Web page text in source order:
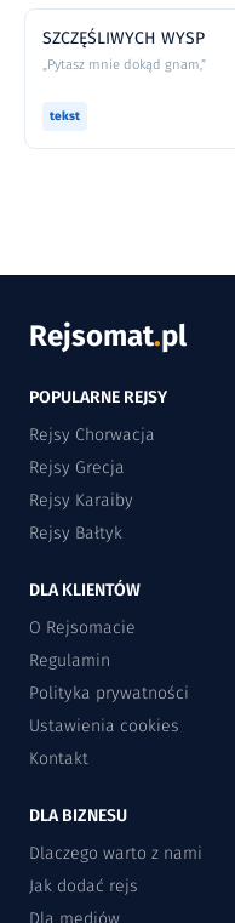
SZCZĘŚLIWYCH WYSP
„Pytasz mnie dokąd gnam,”
tekst
Rejsomat.pl
POPULARNE REJSY
Rejsy Chorwacja
Rejsy Grecja
Rejsy Karaiby
Rejsy Bałtyk
DLA KLIENTÓW
O Rejsomacie
Regulamin
Polityka prywatności
Ustawienia cookies
Kontakt
DLA BIZNESU
Dlaczego warto z nami
Jak dodać rejs
Dla mediów